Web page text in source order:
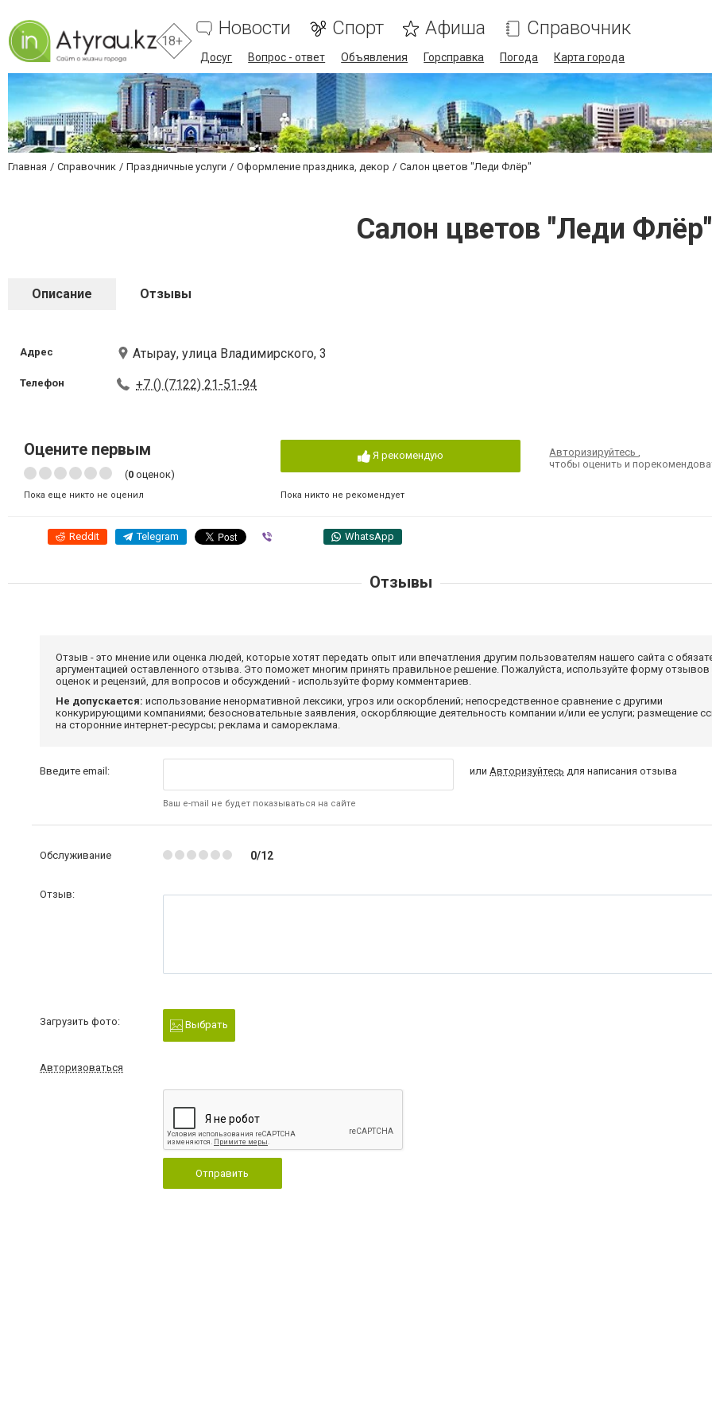
18+
Новости Спорт Афиша Справочник
Досуг Вопрос - ответ Объявления Горсправка Погода Карта города
Главная Справочник Праздничные услуги Оформление праздника, декор Салон цветов "Леди Флёр"
Салон цветов "Леди Флёр"
Описание Отзывы
Адрес Атырау, улица Владимирского, 3
Телефон +7 () (7122) 21-51-94
Оцените первым
(0 оценок)
Пока еще никто не оценил
Я рекомендую
Пока никто не рекомендует
Авторизируйтесь,
чтобы оценить и
Reddit Telegram WhatsApp
Отзывы
Отзыв - это мнение или оценка людей, которые хотят передать опыт или впечатления другим пользователям нашего сайта с
аргументацией оставленного отзыва. Это поможет многим принять правильное решение. Пожалуйста, используйте форму отзывов
оценок и рецензий, для вопросов и обсуждений - используйте форму комментариев.
Не допускается: использование ненормативной лексики, угроз или оскорблений; непосредственное сравнение с другими
конкурирующими компаниями; безосновательные заявления, оскорбляющие деятельность компании и/или ее услуги; размещение
на сторонние интернет-ресурсы; реклама и самореклама.
Введите email:
Ваш e-mail не будет показываться на сайте
илиАвторизуйтесь для написания отзыва
Обслуживание 0/12
Отзыв:
Загрузить фото: Выбрать
Авторизоваться
Отправить